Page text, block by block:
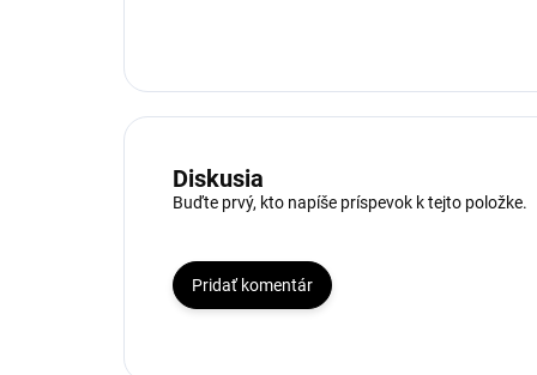
Diskusia
Buďte prvý, kto napíše príspevok k tejto položke.
Pridať komentár